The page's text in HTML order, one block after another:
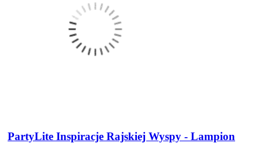
PartyLite Inspiracje Rajskiej Wyspy - Lampion